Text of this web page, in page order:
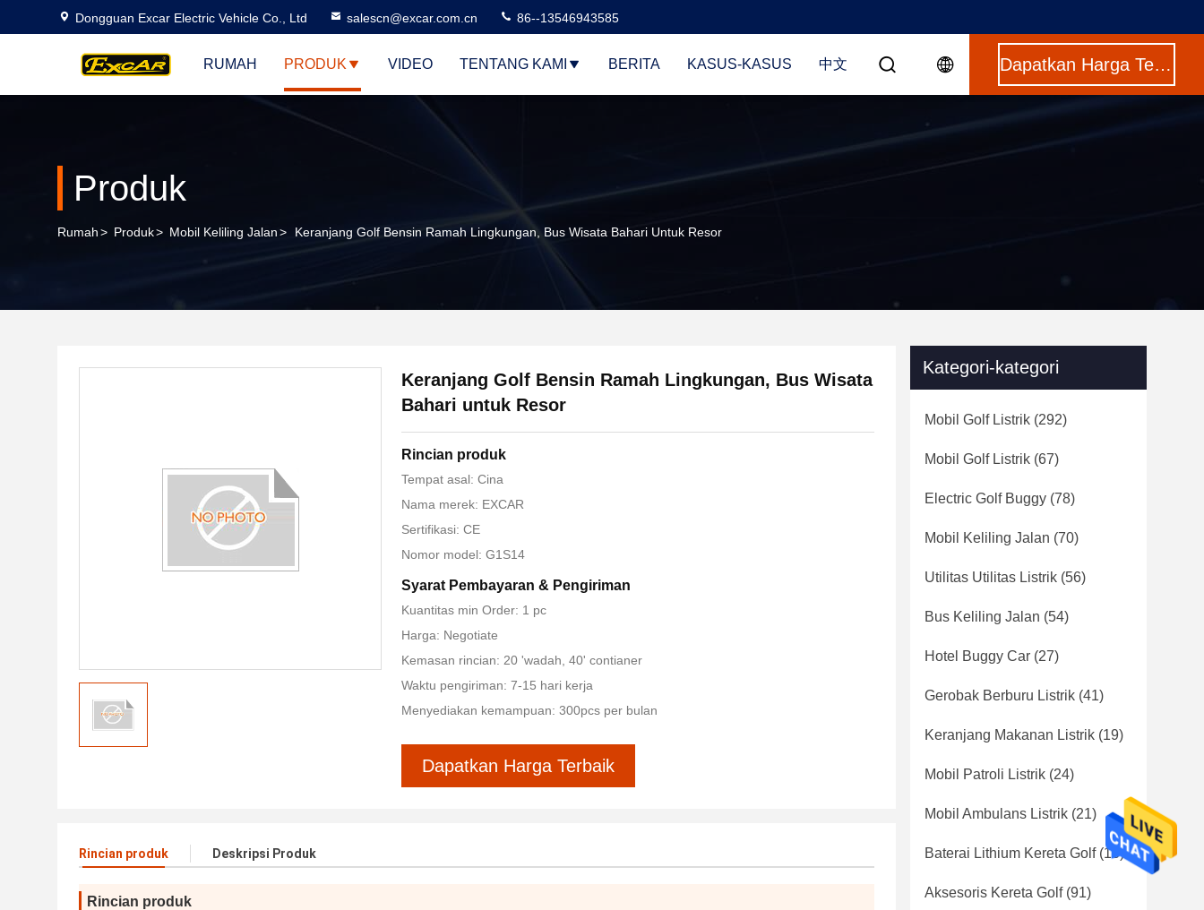
Dongguan Excar Electric Vehicle Co., Ltd salescn@excar.com.cn 86--13546943585
RUMAH PRODUK VIDEO TENTANG KAMI BERITA KASUS-KASUS 中文 Dapatkan Harga Terbaik
Produk
Rumah> Produk> Mobil Keliling Jalan> Keranjang Golf Bensin Ramah Lingkungan, Bus Wisata Bahari Untuk Resor
Keranjang Golf Bensin Ramah Lingkungan, Bus Wisata
Bahari untuk Resor
Rincian produk
Tempat asal: Cina
Nama merek: EXCAR
Sertifikasi: CE
Nomor model: G1S14
Syarat Pembayaran & Pengiriman
Kuantitas min Order: 1 pc
Harga: Negotiate
Kemasan rincian: 20 'wadah, 40' contianer
Waktu pengiriman: 7-15 hari kerja
Menyediakan kemampuan: 300pcs per bulan
Dapatkan Harga Terbaik
Rincian produk Deskripsi Produk
Rincian produk
Kategori-kategori
Mobil Golf Listrik (292)
Mobil Golf Listrik (67)
Electric Golf Buggy (78)
Mobil Keliling Jalan (70)
Utilitas Utilitas Listrik (56)
Bus Keliling Jalan (54)
Hotel Buggy Car (27)
Gerobak Berburu Listrik (41)
Keranjang Makanan Listrik (19)
Mobil Patroli Listrik (24)
Mobil Ambulans Listrik (21)
Baterai Lithium Kereta Golf(16)
Aksesoris Kereta Golf(91)